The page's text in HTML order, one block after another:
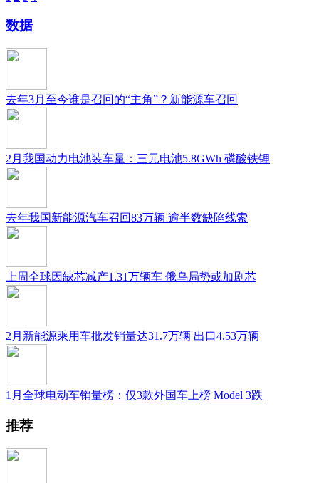
数据
去年3月至今谁是召回的“主角”？新能源车召回
2月我国动力电池装车量：三元电池5.8GWh 磷酸铁锂
去年我国新能源汽车召回83万辆 逾半数缺陷线索
上周全球因缺芯减产1.31万辆车 俄乌局势或加剧芯
2月新能源乘用车批发销量达31.7万辆 出口4.53万辆
1月全球电动车销量榜：仅3款外国车上榜 Model 3跌
推荐